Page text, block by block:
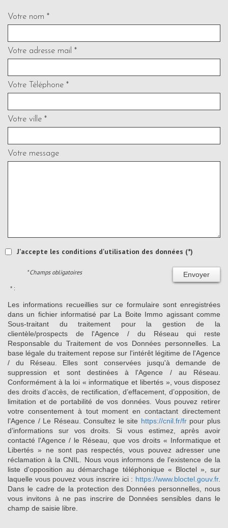
Votre nom *
Votre adresse mail *
Votre Téléphone *
Votre ville *
Votre message
J'accepte les conditions d'utilisation des données (*)
Envoyer
* Champs obligatoires
* :
Les informations recueillies sur ce formulaire sont enregistrées
dans un fichier informatisé par La Boite Immo agissant comme
Sous-traitant du traitement pour la gestion de la
clientèle/prospects de l'Agence / du Réseau qui reste
Responsable du Traitement de vos Données personnelles. La
base légale du traitement repose sur l'intérêt légitime de l'Agence
/ du Réseau. Elles sont conservées jusqu'à demande de
suppression et sont destinées à l'Agence / au Réseau.
Conformément à la loi « informatique et libertés », vous disposez
des droits d’accès, de rectification, d’effacement, d’opposition, de
limitation et de portabilité de vos données. Vous pouvez retirer
votre consentement à tout moment en contactant directement
l’Agence / Le Réseau. Consultez le site https://cnil.fr/frpour plus
d’informations sur vos droits. Si vous estimez, après avoir
contacté l'Agence / le Réseau, que vos droits « Informatique et
Libertés » ne sont pas respectés, vous pouvez adresser une
réclamation à la CNIL. Nous vous informons de l’existence de la
liste d'opposition au démarchage téléphonique « Bloctel », sur
laquelle vous pouvez vous inscrire ici : https://www.bloctel.gouv.fr.
Dans le cadre de la protection des Données personnelles, nous
vous invitons à ne pas inscrire de Données sensibles dans le
champ de saisie libre.